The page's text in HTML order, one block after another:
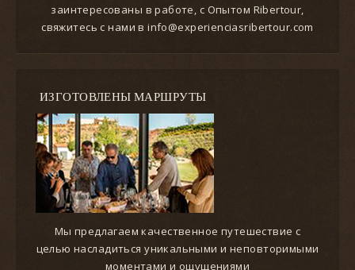
заинтересованы в работе, с Опытом Ribertour,
свяжитесь с нами в info@experienciasribertour.com
ИЗГОТОВЛЕНЫ МАРШРУТЫ
Мы предлагаем качественное путешествие с
целью насладиться уникальными и неповторимыми
моментами и ощущениями